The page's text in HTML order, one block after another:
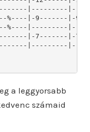
a leggyorsabb
számaid